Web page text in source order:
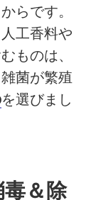
らです。
工香料や
ものは、
菌が繁殖
を選びまし
＆除